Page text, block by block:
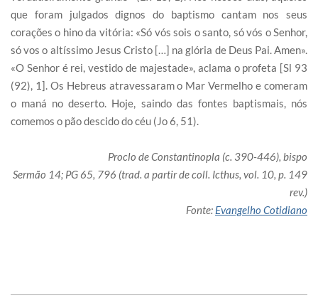
que foram julgados dignos do baptismo cantam nos seus
corações o hino da vitória: «Só vós sois o santo, só vós o Senhor,
só vos o altíssimo Jesus Cristo […] na glória de Deus Pai. Amen».
«O Senhor é rei, vestido de majestade», aclama o profeta [Sl 93
(92), 1]. Os Hebreus atravessaram o Mar Vermelho e comeram
o maná no deserto. Hoje, saindo das fontes baptismais, nós
comemos o pão descido do céu (Jo 6, 51).
Proclo de Constantinopla (c. 390-446), bispo
Sermão 14; PG 65, 796 (trad. a partir de coll. Icthus, vol. 10, p. 149
rev.)
Fonte: Evangelho Cotidiano